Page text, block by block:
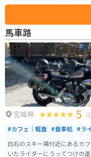
史跡となっており、益岡公園
なく、歴史探訪ミュージアム
ます。かつての武士の生活や
城址からは白石市街や周囲の
むことができます。 営業時間は4月から10月が9:00～17:00、11月から3月が
9:00～16:00で、入館は閉館の
日から12月31日は休館となり
馬車路
宮城県 5
#カフェ｜軽食 #食事処 #ラ
白石のスキー場付近にあるカ
いたライダーにうってつけの